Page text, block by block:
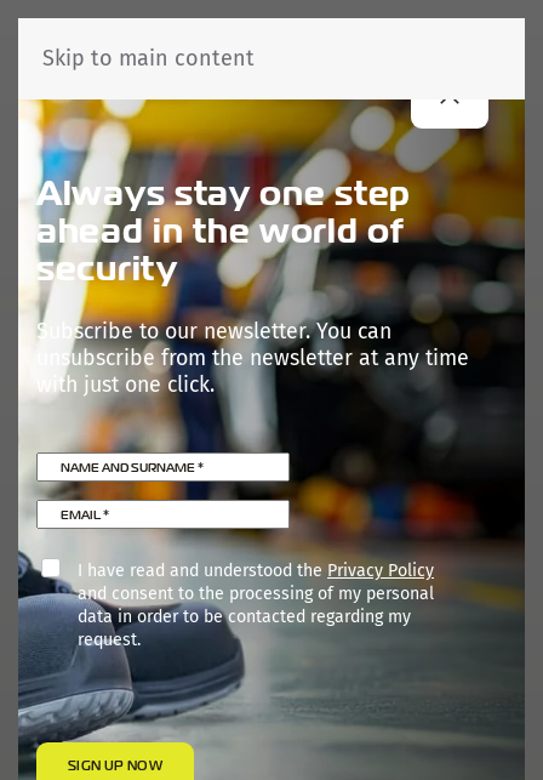
Skip to main content
Always stay one step
ahead in the world of
security
Subscribe to our newsletter. You can
unsubscribe from the newsletter at any time
with just one click.
NAME AND SURNAME*
EMAIL *
I have read and understood the Privacy Policy
and consent to the processing of my personal
data in order to be contacted regarding my
request.
SIGN UP NOW